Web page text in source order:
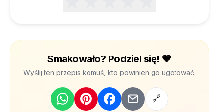
Smakowało? Podziel się! 🧡
Wyślij ten przepis komuś, kto powinien go ugotować.
🔗